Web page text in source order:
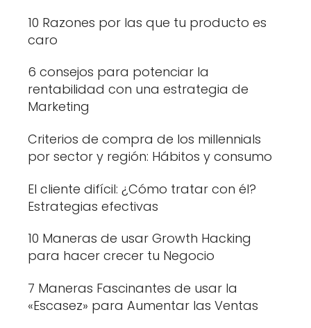
10 Razones por las que tu producto es
caro
6 consejos para potenciar la
rentabilidad con una estrategia de
Marketing
Criterios de compra de los millennials
por sector y región: Hábitos y consumo
El cliente difícil: ¿Cómo tratar con él?
Estrategias efectivas
10 Maneras de usar Growth Hacking
para hacer crecer tu Negocio
7 Maneras Fascinantes de usar la
«Escasez» para Aumentar las Ventas